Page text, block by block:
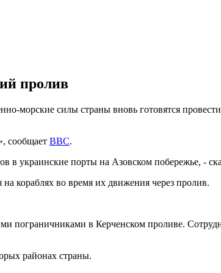
пролив
морские силы страны вновь готовятся
сообщает BBC.
в украинские порты на Азовском побережье, -
кораблях во время их движения через пролив.
пограничниками в Керченском проливе.
районах страны.